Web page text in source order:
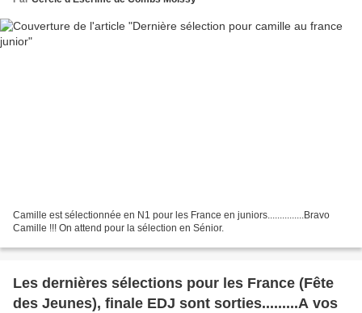
Camille est sélectionnée en N1 pour les France en juniors...............Bravo
Camille !!! On attend pour la sélection en Sénior.
Les dernières sélections pour les France (Fête
des Jeunes), finale EDJ sont sorties.........A vos